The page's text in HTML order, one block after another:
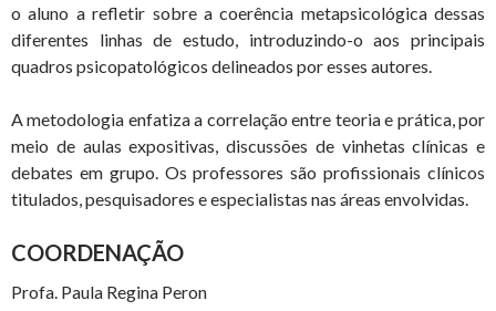
o aluno a refletir sobre a coerência metapsicológica dessas
diferentes linhas de estudo, introduzindo-o aos principais
quadros psicopatológicos delineados por esses autores.
A metodologia enfatiza a correlação entre teoria e prática, por
meio de aulas expositivas, discussões de vinhetas clínicas e
debates em grupo. Os professores são profissionais clínicos
titulados, pesquisadores e especialistas nas áreas envolvidas.
COORDENAÇÃO
Profa. Paula Regina Peron